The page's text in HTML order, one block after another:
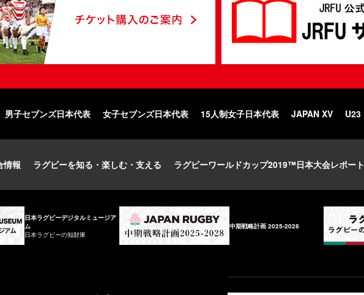
男子セブンズ日本代表 女子セブンズ日本代表 15人制女子日本代表 JAPAN XV U23
情報 ラグビーを知る・楽しむ・支える ラグビーワールドカップ2019™日本大会レポート
日本ラグビーデジタルミュージア
ム
日本ラグビーの知財庫
中期戦略計画 2025-2028